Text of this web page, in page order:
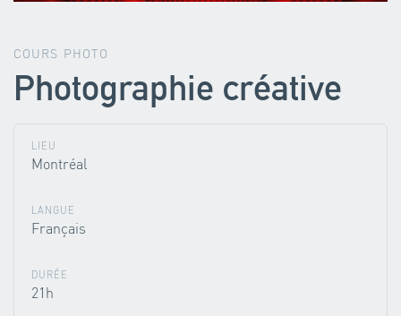
COURS PHOTO
Photographie créative
LIEU
Montréal
LANGUE
Français
DURÉE
21h